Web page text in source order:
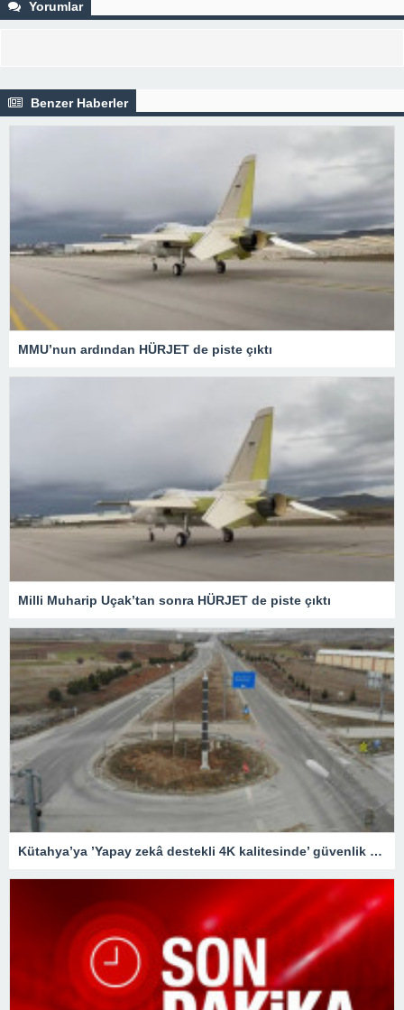
Yorumlar
Benzer Haberler
MMU’nun ardından HÜRJET de piste çıktı
Milli Muharip Uçak’tan sonra HÜRJET de piste çıktı
Kütahya’ya ’Yapay zekâ destekli 4K kalitesinde’ güvenlik kameraları